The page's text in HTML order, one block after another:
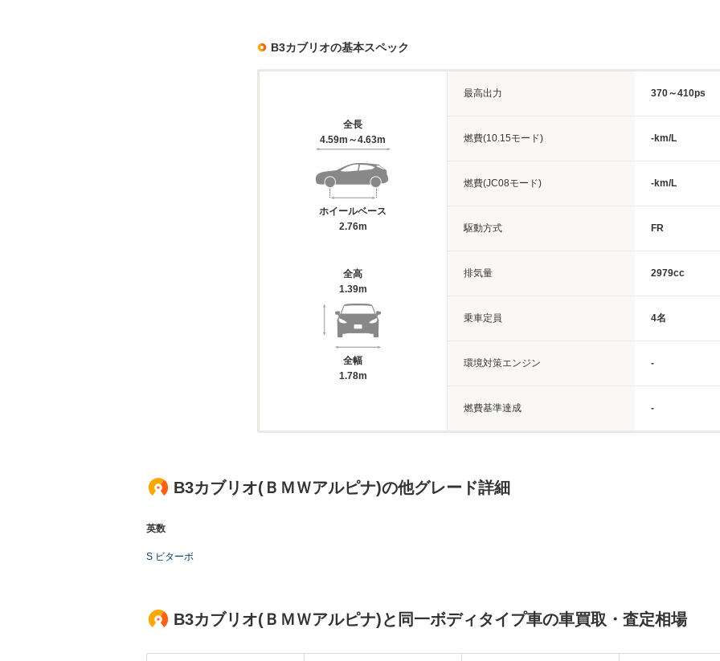
B3カブリオの基本スペック
全長
4.59m～4.63m
ホイールベース
2.76m
全高
1.39m
全幅
1.78m
最高出力 370～410ps
燃費(10.15モード) -km/L
燃費(JC08モード) -km/L
駆動方式 FR
排気量 2979cc
乗車定員 4名
環境対策エンジン -
燃費基準達成 -
B3カブリオ(ＢＭＷアルピナ)の他グレード詳細
英数
S ビターボ
B3カブリオ(ＢＭＷアルピナ)と同一ボディタイプ車の車買取・査定相場